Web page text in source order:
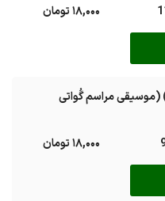
18,000 تومان
مراسم گُواتی
18,000 تومان